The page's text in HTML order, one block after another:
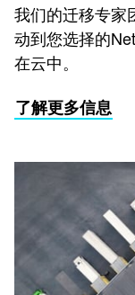
我们的迁移专家
动到您选择的
在云中。
了解更多信息